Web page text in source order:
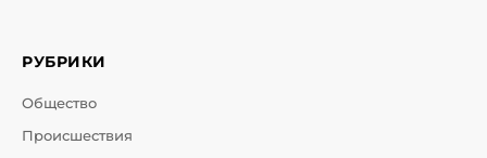
РУБРИКИ
Общество
Происшествия